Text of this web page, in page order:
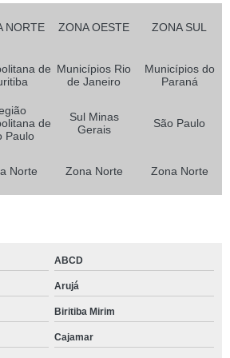
NORTE ZONA OESTE ZONA SUL
de Municípios Rio
de Janeiro
Municípios do
Paraná
de
Paulo
Sul Minas
Gerais
São Paulo
Norte Zona Norte Zona Norte
ABCD
Arujá
Biritiba Mirim
Cajamar